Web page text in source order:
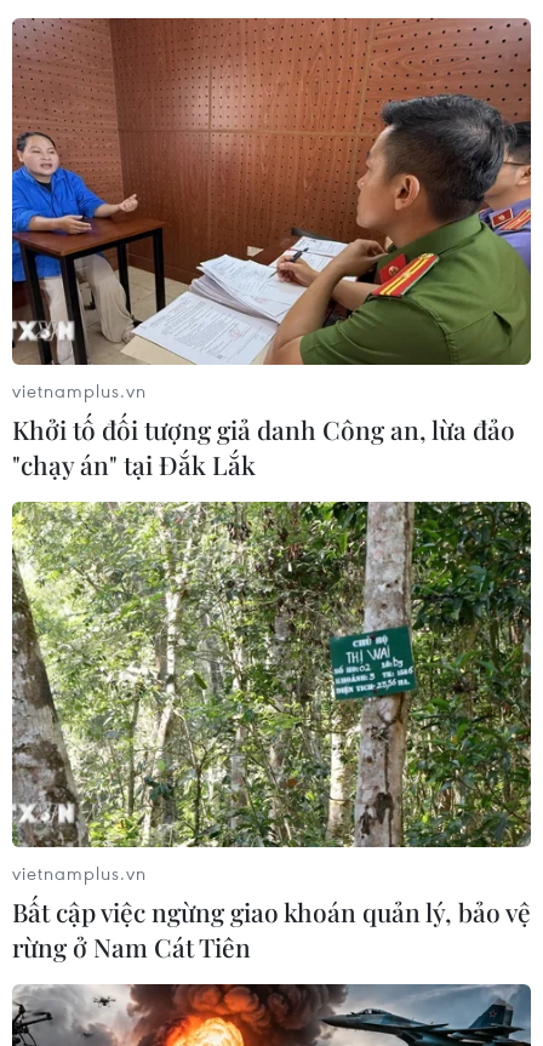
vietnamplus.vn
Khởi tố đối tượng giả danh Công an, lừa đảo
"chạy án" tại Đắk Lắk
vietnamplus.vn
Bất cập việc ngừng giao khoán quản lý, bảo vệ
rừng ở Nam Cát Tiên